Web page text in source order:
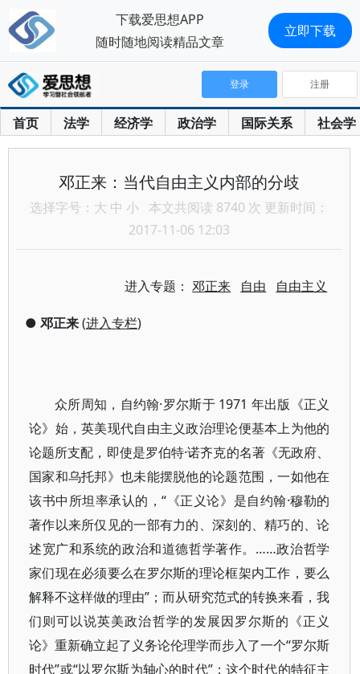
首页 法学 经济学 政治学 国际关系 社会学
登录 注册
邓正来：当代自由主义内部的分歧
选择字号： 大 中 小 本文共阅读 8740 次 更新时间：
2017-11-06 12:03
进入专题：邓正来 自由 自由主义
● 邓正来(进入专栏)
众所周知，自约翰·罗尔斯于 1971 年出版《正义
论》始，英美现代自由主义政治理论便基本上为他的
论题所支配，即使是罗伯特·诺齐克的名著《无政府、
国家和乌托邦》也未能摆脱他的论题范围，一如他在
该书中所坦率承认的，“《正义论》是自约翰·穆勒的
著作以来所仅见的一部有力的、深刻的、精巧的、论
述宽广和系统的政治和道德哲学著作。……政治哲学
家们现在必须要么在罗尔斯的理论框架内工作，要么
解释不这样做的理由”；而从研究范式的转换来看，我
们则可以说英美政治哲学的发展因罗尔斯的《正义
论》重新确立起了义务论伦理学而步入了一个“罗尔斯
时代”或“以罗尔斯为轴心的时代”；这个时代的特征主
下载爱思想APP
随时随地阅读精品文章
立即下载